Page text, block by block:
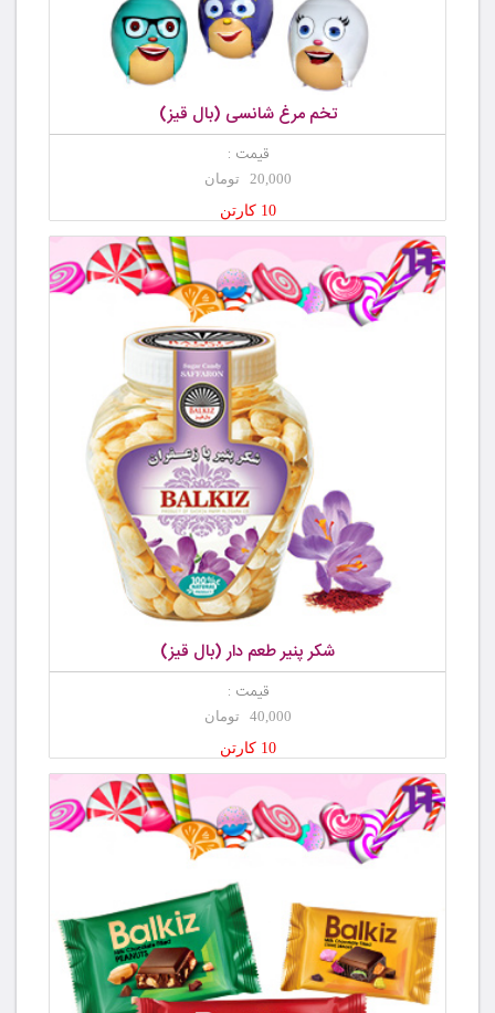
تخم مرغ شانسی (بال قیز)
قیمت :
20,000 تومان
10 کارتن
شکر پنیر طعم دار (بال قیز)
قیمت :
40,000 تومان
10 کارتن